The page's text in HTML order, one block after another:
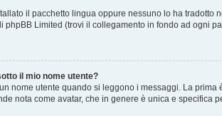
il pacchetto lingua oppure nessuno lo ha
phpBB Limited (trovi il collegamento in fondo ad ogni
il mio nome utente?
nome utente quando si leggono i messaggi. La
nota come avatar, che in genere è unica e specifica